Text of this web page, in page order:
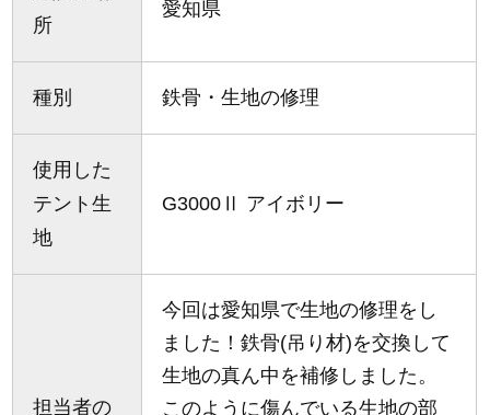
所
愛知県
種別 鉄骨・生地の修理
使用した
テント生
地
G3000Ⅱ アイボリー
担当者の
今回は愛知県で生地の修理をし
ました！鉄骨(吊り材)を交換して
生地の真ん中を補修しました。
このように傷んでいる生地の部